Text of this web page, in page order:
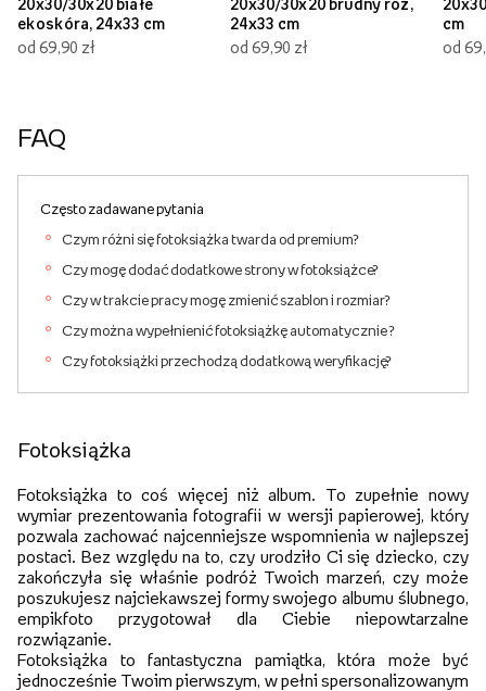
20x30/30x20 białe
ekoskóra, 24x33 cm
od 69,90 zł
20x30/30x20 brudny róż,
24x33 cm
od 69,90 zł
cm
od
FAQ
Często zadawane pytania
Czym różni się fotoksiążka twarda od premium?
Czy mogę dodać dodatkowe strony w fotoksiążce?
Czy w trakcie pracy mogę zmienić szablon i rozmiar?
Czy można wypełnienić fotoksiążkę automatycznie ?
Czy fotoksiążki przechodzą dodatkową weryfikację?
Fotoksiążka
Fotoksiążka to coś więcej niż album. To zupełnie nowy
wymiar prezentowania fotografii w wersji papierowej, który
pozwala zachować najcenniejsze wspomnienia w najlepszej
postaci. Bez względu na to, czy urodziło Ci się dziecko, czy
zakończyła się właśnie podróż Twoich marzeń, czy może
poszukujesz najciekawszej formy swojego albumu ślubnego,
empikfoto przygotował dla Ciebie niepowtarzalne
rozwiązanie.
Fotoksiążka to fantastyczna pamiątka, która może być
jednocześnie Twoim pierwszym, w pełni spersonalizowanym